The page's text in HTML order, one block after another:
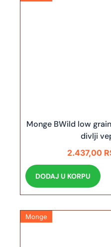
Monge BWild low
divlji
2.437,00
DODAJ U KORPU
Monge